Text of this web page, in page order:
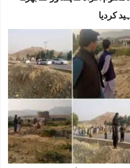
کردیا